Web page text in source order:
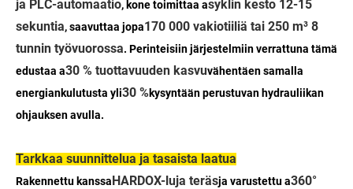
ja PLC-automaatio, kone toimittaa asyklin kesto 12-15
sekuntia, saavuttaa jopa170 000 vakiotiiliä tai 250 m³ 8
tunnin työvuorossa. Perinteisiin järjestelmiin verrattuna tämä
edustaa a30 % tuottavuuden kasvuvähentäen samalla
energiankulutusta yli30 %kysyntään perustuvan hydrauliikan
ohjauksen avulla.
Tarkkaa suunnittelua ja tasaista laatua
Rakennettu kanssaHARDOX-luja teräsja varustettu a360°